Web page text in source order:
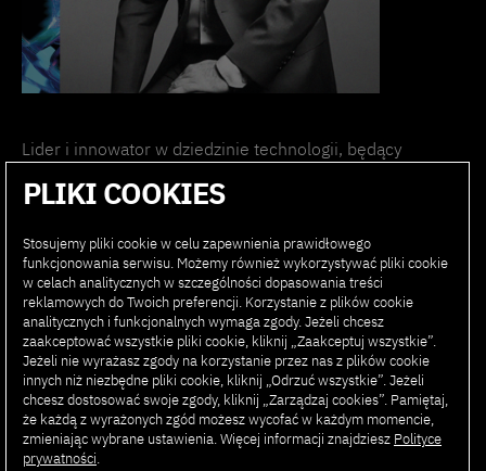
Lider i innowator w dziedzinie technologii, będący
się w tworzeniu zaawansowanych rozwiązań cyfrowych. Z
z pasją prowadzi BlueSoft w stronę innowacji, szczególnie
w obszarze sztucznej inteligencji.
Jako CEO BlueSoft, odpowiedzialny jest za rozwój
strategiczny i kształtowanie kierunku, w jakim podąża
firma. Pod jego przywództwem BlueSoft stał się zaufanym
partnerem w obszarze rozwoju oprogramowania,
cyfryzacji procesów biznesowych oraz implementacji
rozwiązań AI w sektorach takich jak finanse,
telekomunikacja i retail. Jego celem jest budowanie
PLIKI COOKIES
Stosujemy pliki cookie w celu zapewnienia prawidłowego
funkcjonowania serwisu. Możemy również wykorzystywać pliki cookie
w celach analitycznych w szczególności dopasowania treści
reklamowych do Twoich preferencji. Korzystanie z plików cookie
analitycznych i funkcjonalnych wymaga zgody. Jeżeli chcesz
zaakceptować wszystkie pliki cookie, kliknij „Zaakceptuj wszystkie”.
Jeżeli nie wyrażasz zgody na korzystanie przez nas z plików cookie
innych niż niezbędne pliki cookie, kliknij „Odrzuć wszystkie”. Jeżeli
chcesz dostosować swoje zgody, kliknij „Zarządzaj cookies”. Pamiętaj,
że każdą z wyrażonych zgód możesz wycofać w każdym momencie,
zmieniając wybrane ustawienia. Więcej informacji znajdziesz Polityce
prywatności.